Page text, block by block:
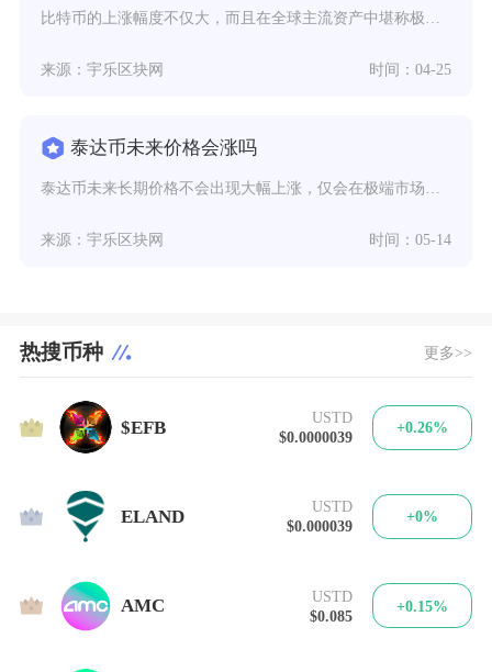
来源：宇乐区块网 时间：04-25
泰达币未来价格会涨吗
来源：宇乐区块网 时间：05-14
热搜币种 更多>>
1 $EFB
USTD
$0.0000039
+0.26%
2 ELAND
USTD
$0.000039
+0%
3 AMC
USTD
$0.085
+0.15%